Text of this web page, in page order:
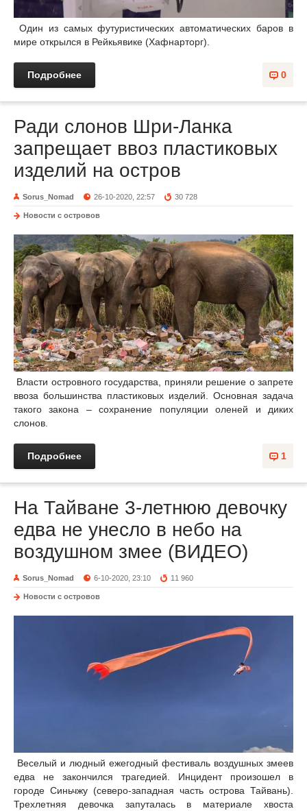
Один из самых футуристических автоматических баров в
мире открылся в Рейкьявике (Хафнарторг).
0
Подробнее
Ради слонов Шри-Ланка
запрещает ввоз пластиковых
изделий на остров
Sorus_Nomad 26-10-2020, 22:57 30 728
Новости с островов
Власти островного государства, приняли решение о запрете
ввоза большинства пластиковых изделий. Основная задача
такого закона – сохранение популяции оленей и диких
слонов.
1
Подробнее
На Тайване 3-летнюю девочку
едва не унесло в небо на
воздушном змее (ВИДЕО)
Sorus_Nomad 6-10-2020, 23:10 11 960
Новости с островов
Веселый и людный ежегодный фестиваль воздушных змеев
едва не закончился трагедией. Инцидент произошел в
городе Синьчжу (северо-западная часть острова Тайвань).
Трехлетняя девочка запуталась в материале хвоста